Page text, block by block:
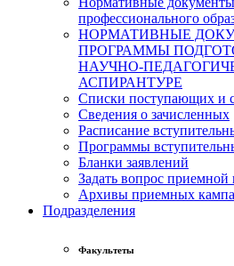
профессионального
НОРМАТИВНЫЕ
ПРОГРАММЫ
НАУЧНО-
АСПИРАНТУРЕ
Списки поступающих и
Сведения о зачисленных
Расписание
Программы
Бланки заявлений
Задать вопрос приемной
Архивы приемных
Подразделения
Факультеты